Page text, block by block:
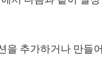
을 추가하거나 만들